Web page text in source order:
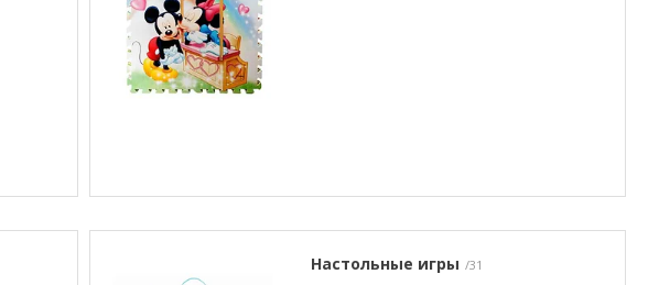
Настольные игры 31